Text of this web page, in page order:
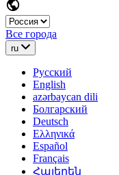
Все города
ru
Русский
English
azərbaycan dili
Болгарский
Deutsch
Ελληνικά
Español
Français
Հայերեն